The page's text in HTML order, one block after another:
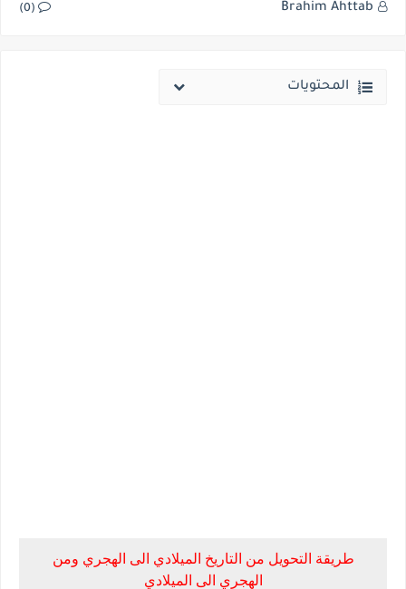
Brahim Ahttab
(0)
المحتويات
طريقة التحويل من التاريخ الميلادي الى الهجري ومن
الهجري الى الميلادي